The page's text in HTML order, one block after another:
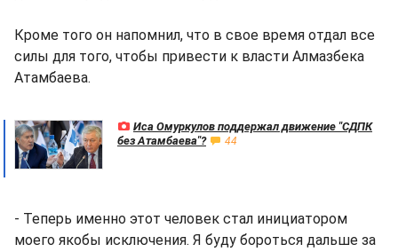
Кроме того он напомнил, что в свое время отдал все
силы для того, чтобы привести к власти Алмазбека
Атамбаева.
Иса Омуркулов поддержал движение "СДПК
без Атамбаева"?
44
- Теперь именно этот человек стал инициатором
моего якобы исключения. Я буду бороться дальше за